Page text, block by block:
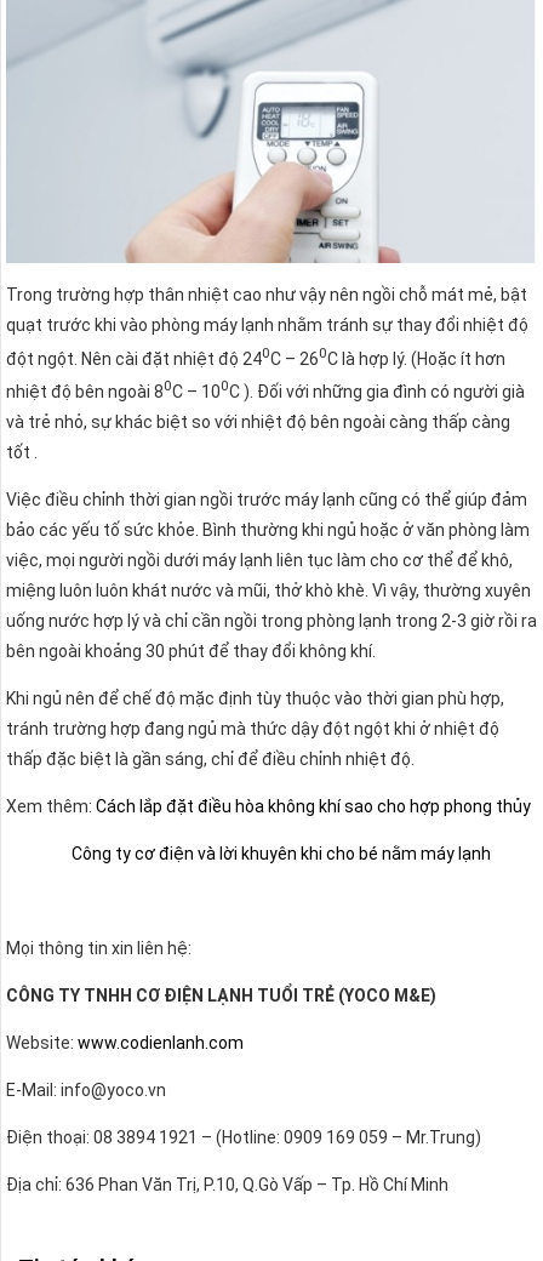
Trong trường hợp thân nhiệt cao như vậy nên ngồi chỗ mát mẻ, bật
quạt trước khi vào phòng máy lạnh nhằm tránh sự thay đổi nhiệt độ
đột ngột. Nên cài đặt nhiệt độ 240C – 260C là hợp lý. (Hoặc ít hơn
nhiệt độ bên ngoài 80C – 100C ). Đối với những gia đình có người già
và trẻ nhỏ, sự khác biệt so với nhiệt độ bên ngoài càng thấp càng
tốt .
Việc điều chỉnh thời gian ngồi trước máy lạnh cũng có thể giúp đảm
bảo các yếu tố sức khỏe. Bình thường khi ngủ hoặc ở văn phòng làm
việc, mọi người ngồi dưới máy lạnh liên tục làm cho cơ thể để khô,
miệng luôn luôn khát nước và mũi, thở khò khè. Vì vậy, thường xuyên
uống nước hợp lý và chỉ cần ngồi trong phòng lạnh trong 2-3 giờ rồi ra
bên ngoài khoảng 30 phút để thay đổi không khí.
Khi ngủ nên để chế độ mặc định tùy thuộc vào thời gian phù hợp,
tránh trường hợp đang ngủ mà thức dậy đột ngột khi ở nhiệt độ
thấp đặc biệt là gần sáng, chỉ để điều chỉnh nhiệt độ.
Xem thêm: Cách lắp đặt điều hòa không khí sao cho hợp phong thủy
Công ty cơ điện và lời khuyên khi cho bé nằm máy lạnh
Mọi thông tin xin liên hệ:
CÔNG TY TNHH CƠ ĐIỆN LẠNH TUỔI TRẺ (YOCO M&E)
Website: www.codienlanh.com
E-Mail: info@yoco.vn
Điện thoại: 08 3894 1921 – (Hotline: 0909 169 059 – Mr.Trung)
Địa chỉ: 636 Phan Văn Trị, P.10, Q.Gò Vấp – Tp. Hồ Chí Minh